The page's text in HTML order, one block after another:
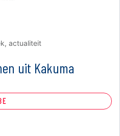
actualiteit
uit Kakuma